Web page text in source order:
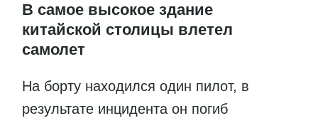
В самое высокое здание
китайской столицы влетел
самолет
На борту находился один пилот, в
результате инцидента он погиб